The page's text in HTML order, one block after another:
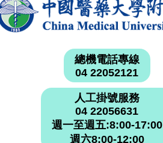
總機電話專線
04 22052121
人工掛號服務
04 22056631
週一至週五:8:00-17:00
週六8:00-12:00